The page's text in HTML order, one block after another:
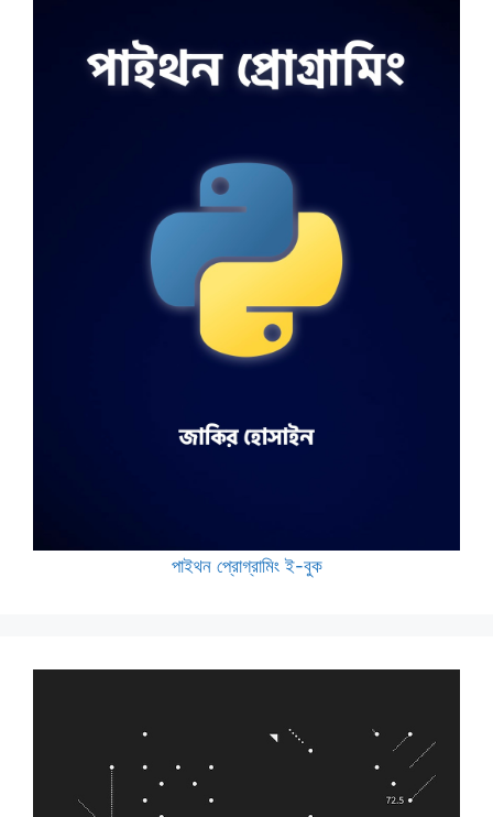
পাইথন প্রোগ্রামিং ই-বুক